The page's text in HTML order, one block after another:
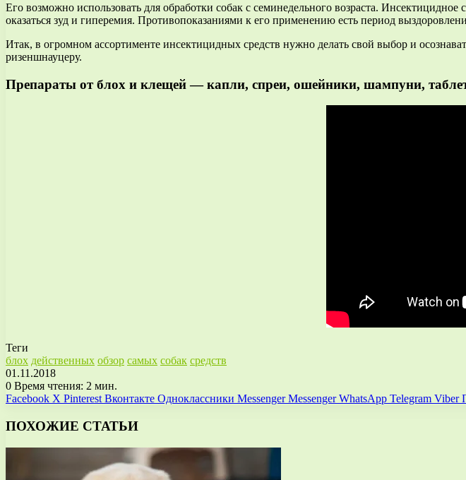
Его возможно использовать для обработки собак с семинедельного возраста.
оказаться зуд и гиперемия. Противопоказаниями к его применению есть период
Итак, в огромном ассортименте инсектицидных средств нужно делать свой выбор и
ризеншнауцеру.
Препараты от блох и клещей — капли, спреи, ошейники, шампуни,
Теги
блох действенных обзор самых собак средств
01.11.2018
0 Время чтения: 2 мин.
Facebook X Pinterest Вконтакте Одноклассники Messenger Messenger WhatsApp Telegram Viber
ПОХОЖИЕ СТАТЬИ